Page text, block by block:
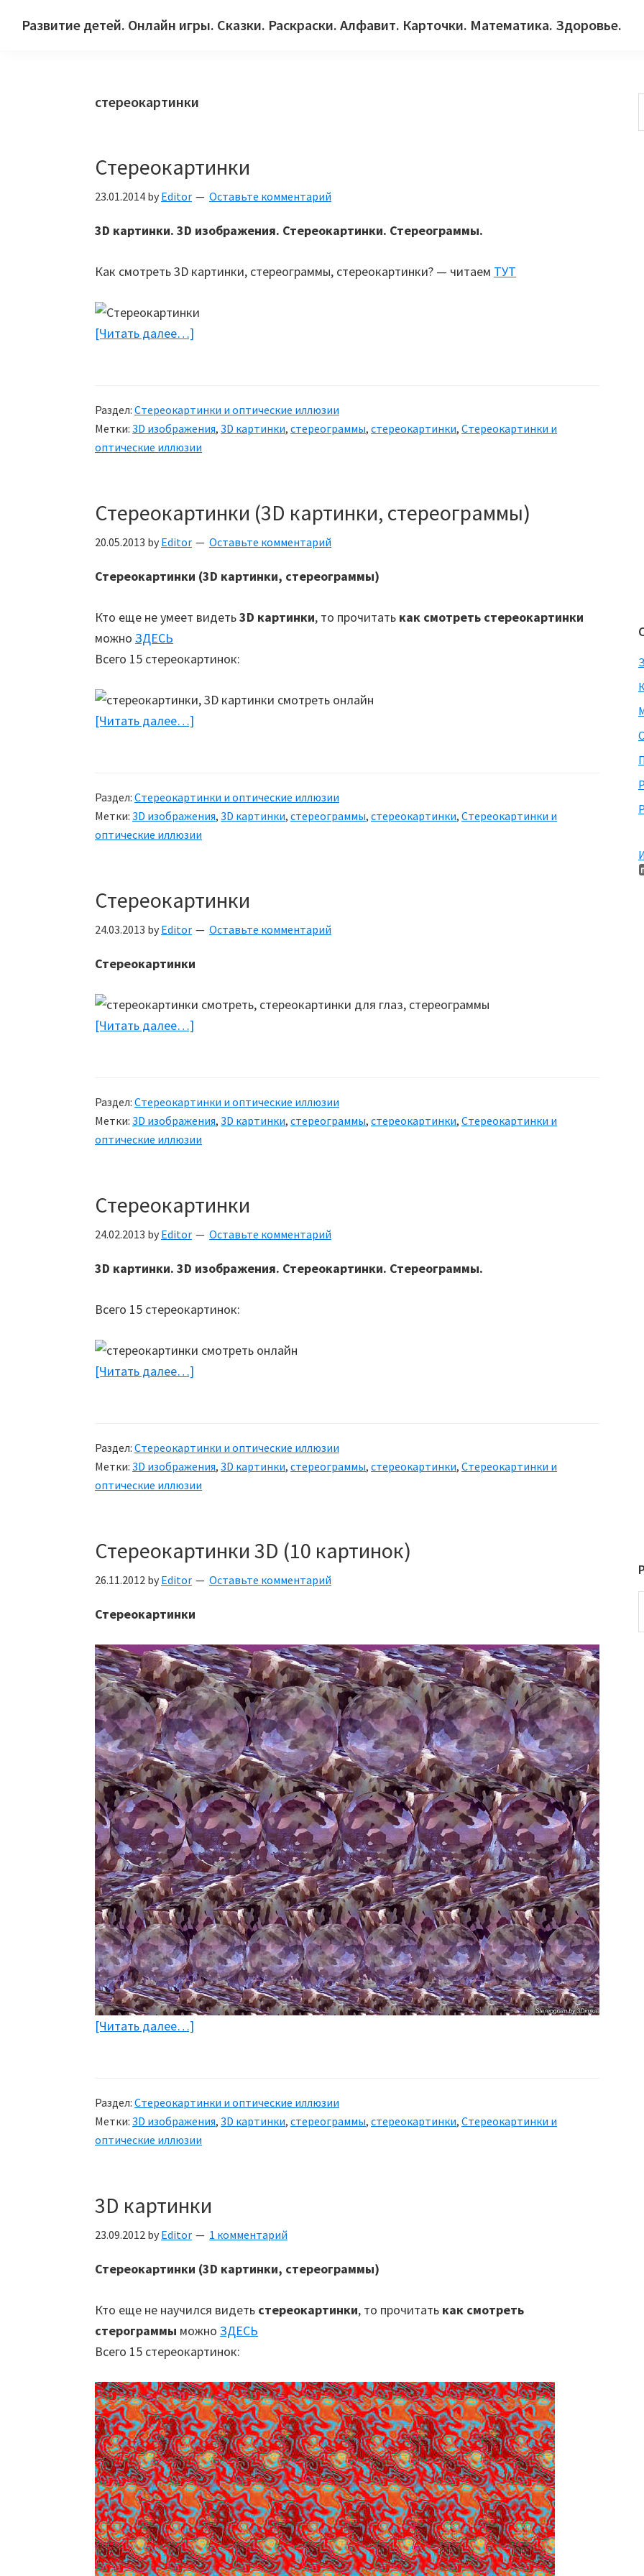
Развитие детей. Онлайн игры. Сказки. Раскраски. Алфавит. Карточки. Математика. Здоровье.
стереокартинки
Стереокартинки
23.01.2014 by Editor Оставьте комментарий
3D картинки. 3D изображения. Стереокартинки. Стереограммы.
Как смотреть 3D картинки, стереограммы, стереокартинки? — читаем ТУТ
[Читать далее…]
Раздел: Стереокартинки и оптические иллюзии
Метки: 3D изображения, 3D картинки, стереограммы, стереокартинки, Стереокартинки и
оптические иллюзии
Стереокартинки (3D картинки, стереограммы)
20.05.2013 by Editor Оставьте комментарий
Стереокартинки (3D картинки, стереограммы)
Кто еще не умеет видеть3D картинки, то прочитать как смотреть стереокартинки
можно ЗДЕСЬ
Всего 15 стереокартинок:
[Читать далее…]
стереограммы)
Раздел: Стереокартинки и оптические иллюзии
Метки: 3D изображения, 3D картинки, стереограммы, стереокартинки, Стереокартинки и
оптические иллюзии
Стереокартинки
24.03.2013 by Editor Оставьте комментарий
Стереокартинки
[Читать далее…]
Раздел: Стереокартинки и оптические иллюзии
Метки: 3D изображения, 3D картинки, стереограммы, стереокартинки, Стереокартинки и
оптические иллюзии
Стереокартинки
24.02.2013 by Editor Оставьте комментарий
3D картинки. 3D изображения. Стереокартинки. Стереограммы.
Всего 15 стереокартинок:
[Читать далее…]
Раздел: Стереокартинки и оптические иллюзии
Метки: 3D изображения, 3D картинки, стереограммы, стереокартинки, Стереокартинки и
оптические иллюзии
Стереокартинки 3D (10 картинок)
26.11.2012 by Editor Оставьте комментарий
Стереокартинки
[Читать далее…]
картинок)
Раздел: Стереокартинки и оптические иллюзии
Метки: 3D изображения, 3D картинки, стереограммы, стереокартинки, Стереокартинки и
оптические иллюзии
3D картинки
23.09.2012 by Editor 1 комментарий
Стереокартинки (3D картинки, стереограммы)
Кто еще не научился видеть стереокартинки, то прочитать как смотреть
стерограммы можно ЗДЕСЬ
Всего 15 стереокартинок: